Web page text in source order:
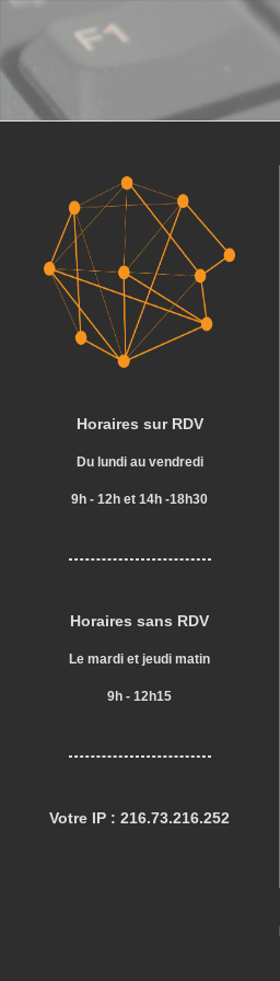
Horaires sur RDV
Du lundi au vendredi
9h - 12h et 14h -18h30
Horaires sans RDV
Le mardi et jeudi matin
9h - 12h15
Votre IP : 216.73.216.252